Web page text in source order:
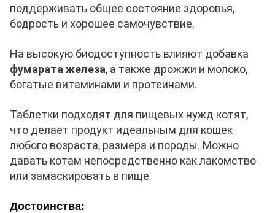
поддерживать общее состояние здоровья,
бодрость и хорошее самочувствие.
На высокую биодоступность влияют добавка
фумарата железа, а также дрожжи и молоко,
богатые витаминами и протеинами.
Таблетки подходят для пищевых нужд котят,
что делает продукт идеальным для кошек
любого возраста, размера и породы. Можно
давать котам непосредственно как лакомство
или замаскировать в пище.
Достоинства: